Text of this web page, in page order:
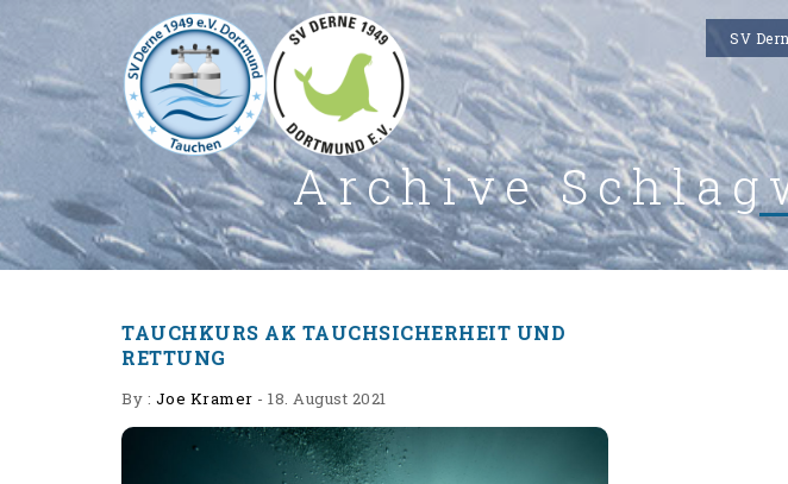
SV
Archive
TAUCHKURS AK TAUCHSICHERHEIT UND
RETTUNG
By : Joe Kramer - 18. August 2021